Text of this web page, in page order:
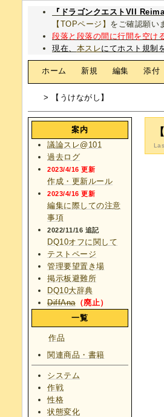
『ドラゴンクエストVII
【TOPページ】 をご確認願い
段落と段落の間に行間を空け
現在、 本スレにてホスト規制
ホーム 新規 編集 添付
> 【うけながし】
案内
議論スレ@101
過去ログ
2023/4/16 更新
作成・更新ルール
2023/4/16 更新
編集に際しての注意
事項
2022/11/16 追記
DQ10オフに関して
テストページ
管理要望置き場
掲示板避難所
DQ10大辞典
DiffAna（廃止）
一覧
作品
関連商品・書籍
システム
作戦
性格
状態変化